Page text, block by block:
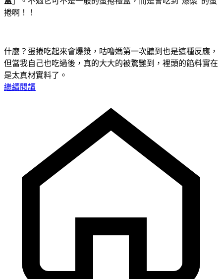
捲啊！！
什麼？蛋捲吃起來會爆漿，咕嚕媽第一次聽到也是這種反應，
但當我自己也吃過後，真的大大的被驚艷到，裡頭的餡料實在
是太真材實料了。
繼續閱讀